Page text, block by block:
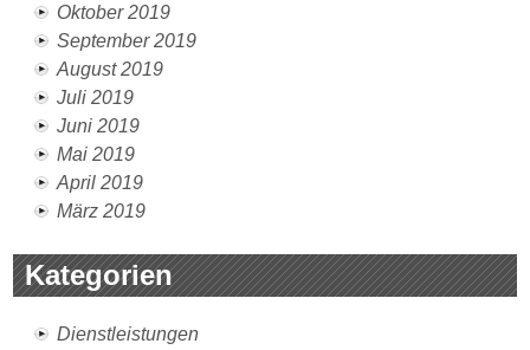
Oktober 2019
September 2019
August 2019
Juli 2019
Juni 2019
Mai 2019
April 2019
März 2019
Kategorien
Dienstleistungen